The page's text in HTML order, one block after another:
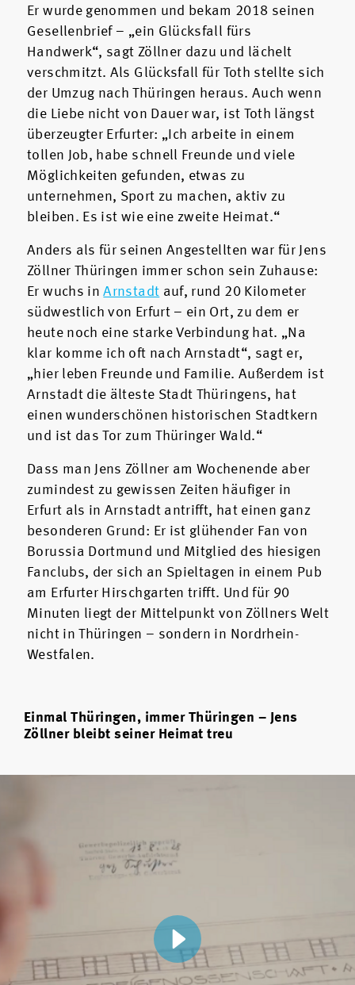
Er wurde genommen und bekam 2018 seinen
Gesellenbrief – „ein Glücksfall fürs
Handwerk“, sagt Zöllner dazu und lächelt
verschmitzt. Als Glücksfall für Toth stellte sich
der Umzug nach Thüringen heraus. Auch wenn
die Liebe nicht von Dauer war, ist Toth längst
überzeugter Erfurter: „Ich arbeite in einem
tollen Job, habe schnell Freunde und viele
Möglichkeiten gefunden, etwas zu
unternehmen, Sport zu machen, aktiv zu
bleiben. Es ist wie eine zweite Heimat.“
Anders als für seinen Angestellten war für Jens
Zöllner Thüringen immer schon sein Zuhause:
Er wuchs inArnstadt auf, rund 20 Kilometer
südwestlich von Erfurt – ein Ort, zu dem er
heute noch eine starke Verbindung hat. „Na
klar komme ich oft nach Arnstadt“, sagt er,
„hier leben Freunde und Familie. Außerdem ist
Arnstadt die älteste Stadt Thüringens, hat
einen wunderschönen historischen Stadtkern
und ist das Tor zum Thüringer Wald.“
Dass man Jens Zöllner am Wochenende aber
zumindest zu gewissen Zeiten häufiger in
Erfurt als in Arnstadt antrifft, hat einen ganz
besonderen Grund: Er ist glühender Fan von
Borussia Dortmund und Mitglied des hiesigen
Fanclubs, der sich an Spieltagen in einem Pub
am Erfurter Hirschgarten trifft. Und für 90
Minuten liegt der Mittelpunkt von Zöllners Welt
nicht in Thüringen – sondern in Nordrhein-
Westfalen.
Einmal Thüringen, immer Thüringen – Jens
Zöllner bleibt seiner Heimat treu